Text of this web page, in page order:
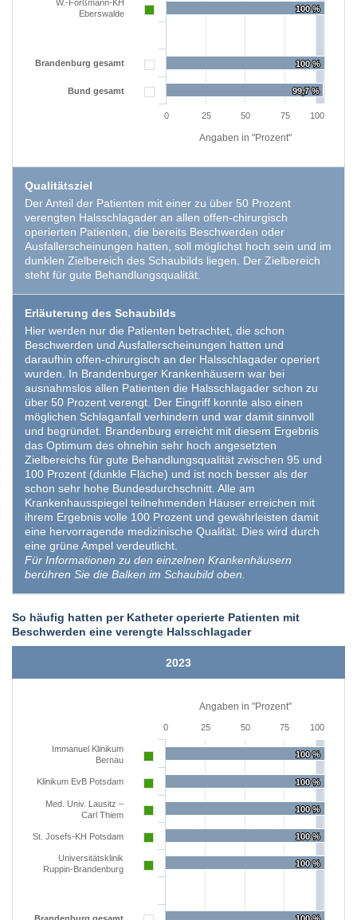
Angaben in "Prozent"
100 %
100 %
100 %
100 %
99,7 %
99,7 %
W.-Forßmann-KH
Eberswalde
Brandenburg gesamt
Bund gesamt
0 100
25 50 75
Qualitätsziel
Der Anteil der Patienten mit einer zu über 50 Prozent
verengten Halsschlagader an allen offen-chirurgisch
operierten Patienten, die bereits Beschwerden oder
Ausfallerscheinungen hatten, soll möglichst hoch sein und im
dunklen Zielbereich des Schaubilds liegen. Der Zielbereich
steht für gute Behandlungsqualität.
Erläuterung des Schaubilds
Hier werden nur die Patienten betrachtet, die schon
Beschwerden und Ausfallerscheinungen hatten und
daraufhin offen-chirurgisch an der Halsschlagader operiert
wurden. In Brandenburger Krankenhäusern war bei
ausnahmslos allen Patienten die Halsschlagader schon zu
über 50 Prozent verengt. Der Eingriff konnte also einen
möglichen Schlaganfall verhindern und war damit sinnvoll
und begründet. Brandenburg erreicht mit diesem Ergebnis
das Optimum des ohnehin sehr hoch angesetzten
Zielbereichs für gute Behandlungsqualität zwischen 95 und
100 Prozent (dunkle Fläche) und ist noch besser als der
schon sehr hohe Bundesdurchschnitt. Alle am
Krankenhausspiegel teilnehmenden Häuser erreichen mit
ihrem Ergebnis volle 100 Prozent und gewährleisten damit
eine hervorragende medizinische Qualität. Dies wird durch
eine grüne Ampel verdeutlicht.
Für Informationen zu den einzelnen Krankenhäusern
berühren Sie die Balken im Schaubild oben.
So häufig hatten per Katheter operierte Patienten mit
Beschwerden eine verengte Halsschlagader
2023
Angaben in "Prozent"
100 %
100 %
100 %
100 %
100 %
100 %
100 %
100 %
100 %
100 %
Immanuel Klinikum
Bernau
Klinikum EvB Potsdam
Med. Univ. Lausitz –
Carl Thiem
St. Josefs-KH Potsdam
Universitätsklinik
Ruppin-Brandenburg
0 100
25 50 75
Um Inhalte von Videoplattformen und Social Media
Plattformen anzeigen zu können, werden von
diesen externen Medien Cookies gesetzt.
Vimeo